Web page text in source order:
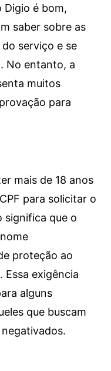
Digio é bom,
saber sobre as
serviço e se
No entanto, a
muitos
para
mais de 18 anos
para solicitar o
significa que o
proteção ao
Essa exigência
alguns
que buscam